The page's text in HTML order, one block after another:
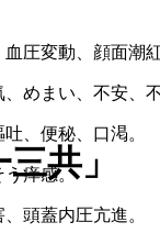
圧変動、顔面潮紅
めまい、不安、
、便秘、口渇。
痒感。
頭蓋内圧亢進。
共」